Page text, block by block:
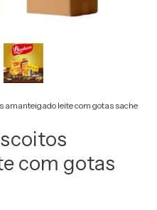
amanteigado leite com gotas sache
com gotas